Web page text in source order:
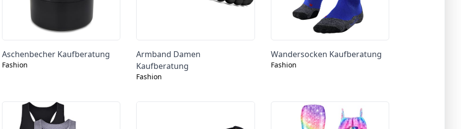
Aschenbecher Kaufberatung
Fashion
Armband Damen
Kaufberatung
Fashion
Wandersocken Kaufberatung
Fashion